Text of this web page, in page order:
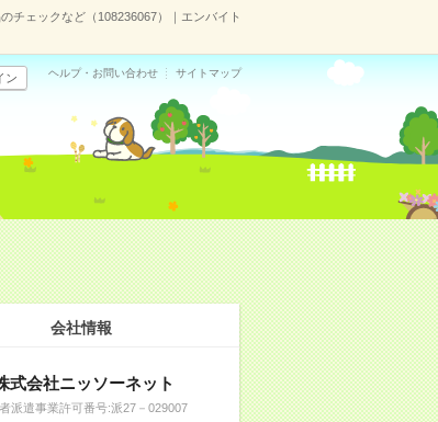
チェックなど（108236067）｜エンバイト
ン ヘルプ・お問い合わせ サイトマップ
会社情報
式会社ニッソーネット
派遣事業許可番号:派27－029007